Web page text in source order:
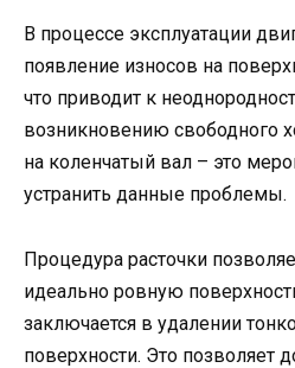
В процессе эксплуатации
появление износов на
что приводит к
возникновению свободного
на коленчатый вал – это
устранить данные проблемы.
Процедура расточки
идеально ровную
заключается в удалении
поверхности. Это позволяет